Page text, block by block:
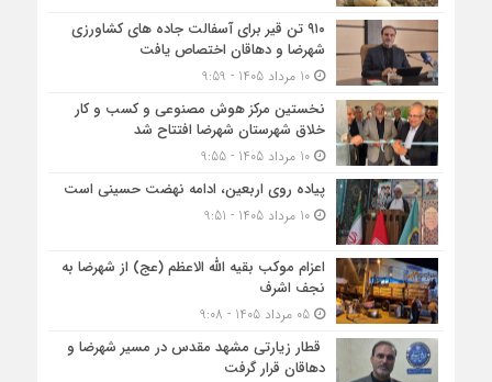
۹۱۰ تن قیر برای آسفالت جاده های کشاورزی
شهرضا و دهاقان اختصاص یافت
10 مرداد 1405 - 9:59
نخستین مرکز هوش مصنوعی و کسب‌ و کار
خلاق شهرستان شهرضا افتتاح شد
10 مرداد 1405 - 9:55
پیاده روی اربعین، ادامه نهضت حسینی است
10 مرداد 1405 - 9:51
اعزام موکب بقیه الله الاعظم (عج) از شهرضا به
نجف اشرف
05 مرداد 1405 - 9:08
قطار زیارتی مشهد مقدس در مسیر شهرضا و
دهاقان قرار گرفت